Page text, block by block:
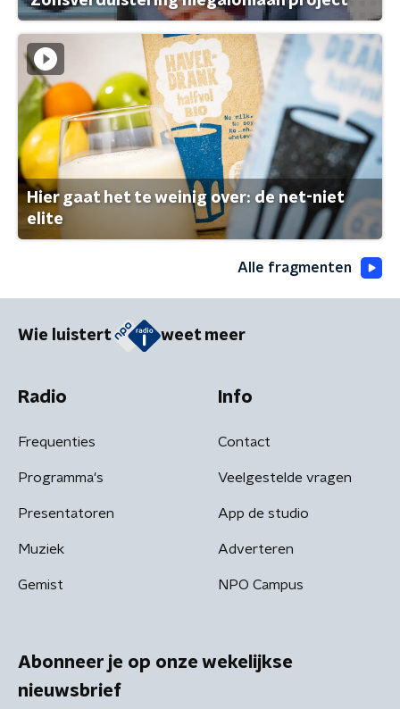
Hier gaat het te weinig over: de net-niet
elite
Alle fragmenten
Wie luistert weet meer
Radio
Frequenties
Programma's
Presentatoren
Muziek
Gemist
Info
Contact
Veelgestelde vragen
App de studio
Adverteren
NPO Campus
Abonneer je op onze wekelijkse
nieuwsbrief